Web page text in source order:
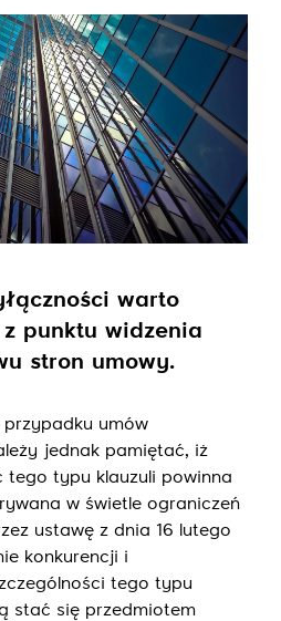
warto
punktu widzenia
stron umowy.
umów
jednak pamiętać, iż
tego typu klauzuli powinna
w świetle ograniczeń
ustawę z dnia 16 lutego
konkurencji i
tego typu
stać się przedmiotem